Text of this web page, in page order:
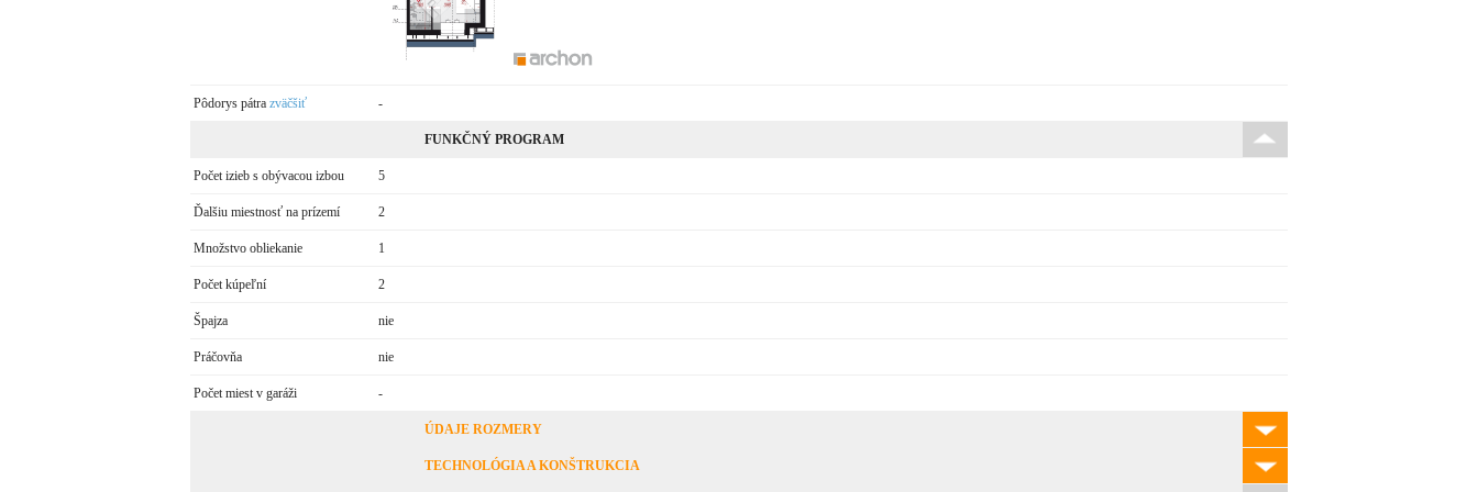
Pôdorys pátra zväčšiť -
FUNKČNÝ PROGRAM
Počet izieb s obývacou izbou 5
Ďalšiu miestnosť na prízemí 2
Množstvo obliekanie 1
Počet kúpeľní 2
Špajza nie
Práčovňa nie
Počet miest v garáži -
ÚDAJE ROZMERY
TECHNOLÓGIA A KONŠTRUKCIA